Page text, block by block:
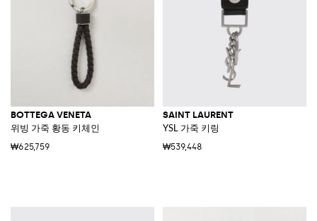
BOTTEGA VENETA
위빙 가죽 황동 키체인
₩625,759
SAINT LAURENT
YSL 가죽 키링
₩539,448